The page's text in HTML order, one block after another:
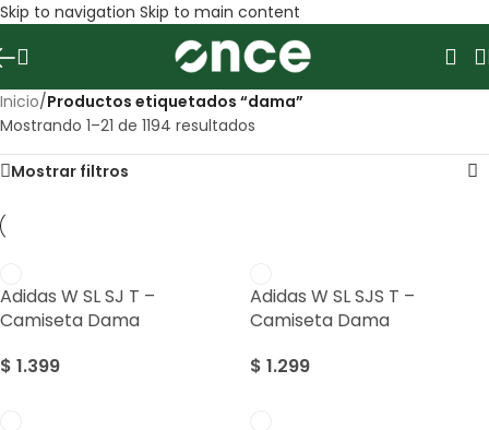
Skip to navigation Skip to main content
Inicio/Productos etiquetados “dama”
Mostrando 1–21 de 1194 resultados
Mostrar filtros
Adidas W SL SJ T –
Camiseta Dama
$ 1.399
Adidas W SL SJS T –
Camiseta Dama
$ 1.299